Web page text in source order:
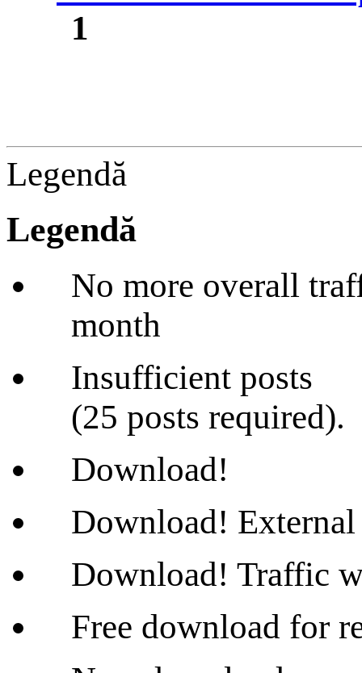
1
Legendă
Legendă
No more overall
month
Insufficient posts
(25 posts required).
Download!
Download! External
Download! Traffic
Free download for